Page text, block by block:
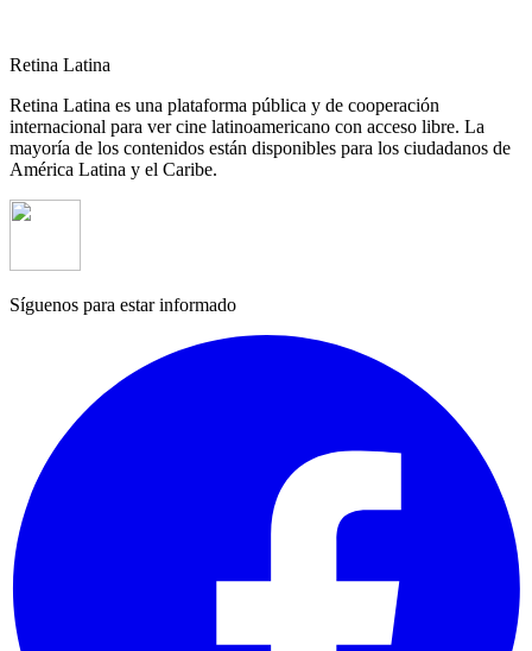
Retina Latina
Retina Latina es una plataforma pública y de cooperación
internacional para ver cine latinoamericano con acceso libre. La
mayoría de los contenidos están disponibles para los ciudadanos de
América Latina y el Caribe.
Síguenos para estar informado